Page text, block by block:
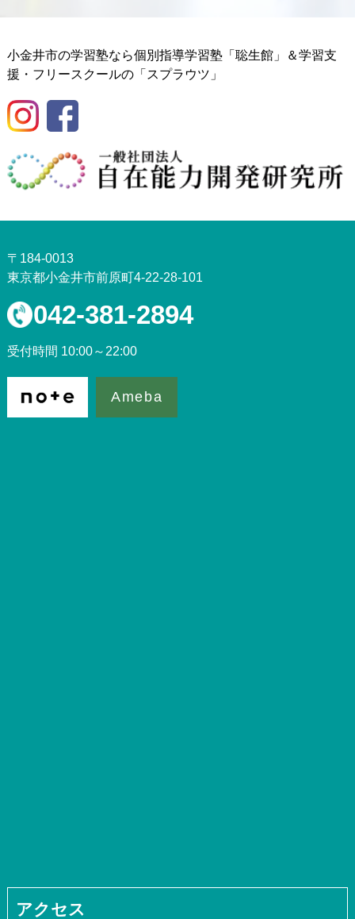
小金井市の学習塾なら個別指導学習塾「聡生館」＆学習支
援・フリースクールの「スプラウツ」
〒184-0013
東京都小金井市前原町4-22-28-101
042-381-2894
受付時間 10:00～22:00
Ameba
アクセス